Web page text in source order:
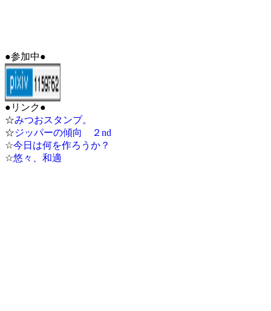
●参加中●
●リンク●
☆みつおスタンプ。
☆ジッパーの傾向 ２nd
☆今日は何を作ろうか？
☆悠々、和適